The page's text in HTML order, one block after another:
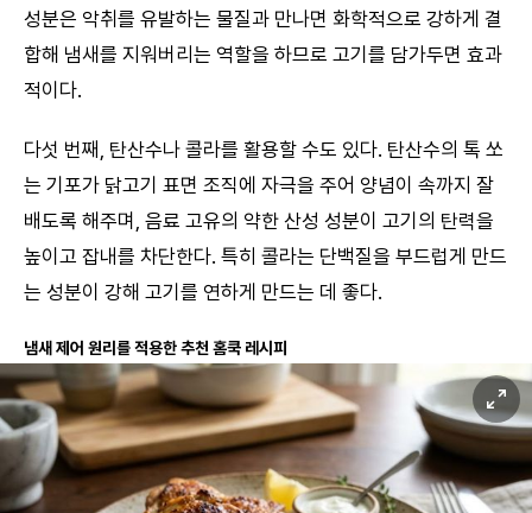
성분은 악취를 유발하는 물질과 만나면 화학적으로 강하게 결
합해 냄새를 지워버리는 역할을 하므로 고기를 담가두면 효과
적이다.
다섯 번째, 탄산수나 콜라를 활용할 수도 있다. 탄산수의 톡 쏘
는 기포가 닭고기 표면 조직에 자극을 주어 양념이 속까지 잘
배도록 해주며, 음료 고유의 약한 산성 성분이 고기의 탄력을
높이고 잡내를 차단한다. 특히 콜라는 단백질을 부드럽게 만드
는 성분이 강해 고기를 연하게 만드는 데 좋다.
냄새 제어 원리를 적용한 추천 홈쿡 레시피